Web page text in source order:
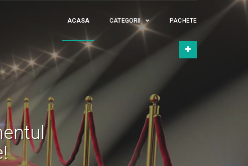
ACASA CATEGORII PACHETE